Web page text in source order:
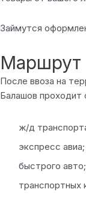
Займутся
Маршрут
После ввоза на
Балашов
ж/д
экспресс авиа;
быстрого авто;
транспортных